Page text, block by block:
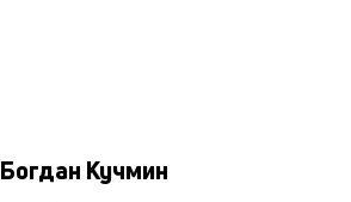
Богдан Кучмин